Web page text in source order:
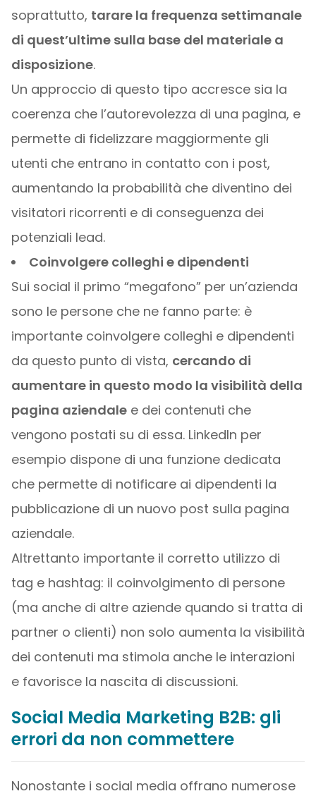
soprattutto, tarare la frequenza settimanale
di quest’ultime sulla base del materiale a
disposizione.
Un approccio di questo tipo accresce sia la
coerenza che l’autorevolezza di una pagina, e
permette di fidelizzare maggiormente gli
utenti che entrano in contatto con i post,
aumentando la probabilità che diventino dei
visitatori ricorrenti e di conseguenza dei
potenziali lead.
Coinvolgere colleghi e dipendenti
Sui social il primo “megafono” per un’azienda
sono le persone che ne fanno parte: è
importante coinvolgere colleghi e dipendenti
da questo punto di vista, cercando di
aumentare in questo modo la visibilità della
pagina aziendalee dei contenuti che
vengono postati su di essa. LinkedIn per
esempio dispone di una funzione dedicata
che permette di notificare ai dipendenti la
pubblicazione di un nuovo post sulla pagina
aziendale.
Altrettanto importante il corretto utilizzo di
tag e hashtag: il coinvolgimento di persone
(ma anche di altre aziende quando si tratta di
partner o clienti) non solo aumenta la visibilità
dei contenuti ma stimola anche le interazioni
e favorisce la nascita di discussioni.
Social Media Marketing B2B: gli
errori da non commettere
Nonostante i social media offrano numerose